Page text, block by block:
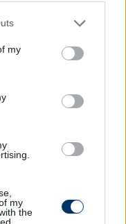
one or more Google
You may click to
third-party tags to
in below Google
my
my
the